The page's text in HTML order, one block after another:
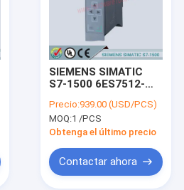
SIEMENS SIMATIC
S7-1500 6ES7512-
6ES75121DK000AB0
Precio:939.00 (USD/PCS)
MOQ:1 /PCS
Obtenga el último precio
Contactar ahora